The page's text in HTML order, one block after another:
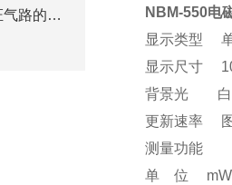
皂膜流量计使用中需保证气路的密封性
NBM-550电
显示类型
显示尺寸 10
背景光 白色
更新速率 图
测量功能
单 位 mW/